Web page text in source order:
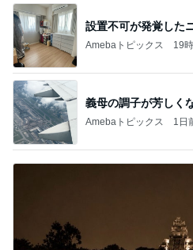
設置不可が発覚した
Amebaトピックス 19
義母の調子が芳しく
Amebaトピックス 1日